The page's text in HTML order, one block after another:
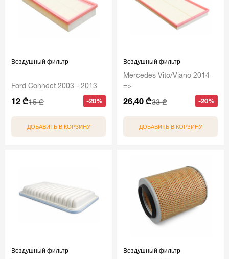
Воздушный фильтр
Ford Connect 2003 - 2013
12 ₾15 ₾ -20%
ДОБАВИТЬ В КОРЗИНУ
Воздушный фильтр
Mercedes Vito/Viano 2014
=>
26,40 ₾33 ₾ -20%
ДОБАВИТЬ В КОРЗИНУ
Воздушный фильтр Воздушный фильтр